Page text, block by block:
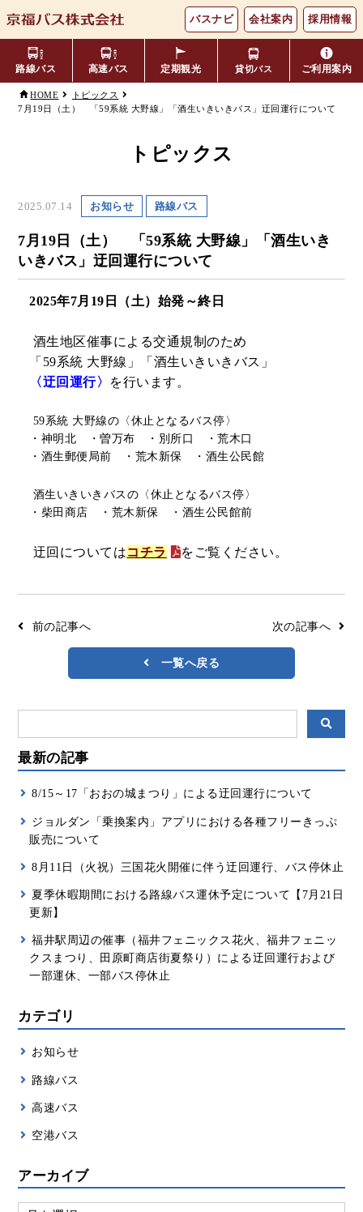
バスナビ 会社案内 採用情報
路線バス
のりば案内
季節・特別運行バス 配布時刻表
定期券 お得なきっぷ
コミュニティバス
検索方法
リアルタイムバス位置＆時刻表
京福バスナビ
路線検索
ジョルダン
高速バス 定期観光 貸切バス ご利用案内
キャッシュレス対応
HOME
トピックス
7月19日（土） 「59系統 大野線」「酒生いきいきバス」迂回運行について
トピックス
2025.07.14 お知らせ 路線バス
7月19日（土） 「59系統 大野線」「酒生いき
いきバス」迂回運行について
2025年7月19日（土）始発～終日
酒生地区催事による交通規制のため
「59系統 大野線」「酒生いきいきバス」
〈迂回運行〉 を行います。
59系統 大野線の〈休止となるバス停〉
・神明北 ・曽万布 ・別所口 ・荒木口
・酒生郵便局前 ・荒木新保 ・酒生公民館
酒生いきいきバスの〈休止となるバス停〉
・柴田商店 ・荒木新保 ・酒生公民館前
迂回についてはコチラ をご覧ください。
前の記事へ 次の記事へ
一覧へ戻る
最新の記事
8/15～17「おおの城まつり」による迂回運行について
ジョルダン「乗換案内」アプリにおける各種フリーきっぷ
販売について
8月11日（火祝）三国花火開催に伴う迂回運行、バス停休止
夏季休暇期間における路線バス運休予定について【7月21日
更新】
福井駅周辺の催事（福井フェニックス花火、福井フェニッ
クスまつり、田原町商店街夏祭り）による迂回運行および
一部運休、一部バス停休止
カテゴリ
お知らせ
路線バス
高速バス
空港バス
アーカイブ